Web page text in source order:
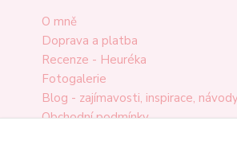
O mně
Doprava a platba
Recenze - Heuréka
Fotogalerie
Blog - zajímavosti, inspirace,
Obchodní podmínky